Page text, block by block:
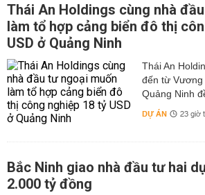
Thái An Holdings cùng nhà
làm tổ hợp cảng biển đô thị
USD ở Quảng Ninh
Thái An
đến từ Vương
Quảng Ninh
DỰ ÁN 23 giờ
Bắc Ninh giao nhà đầu tư hai
2.000 tỷ đồng